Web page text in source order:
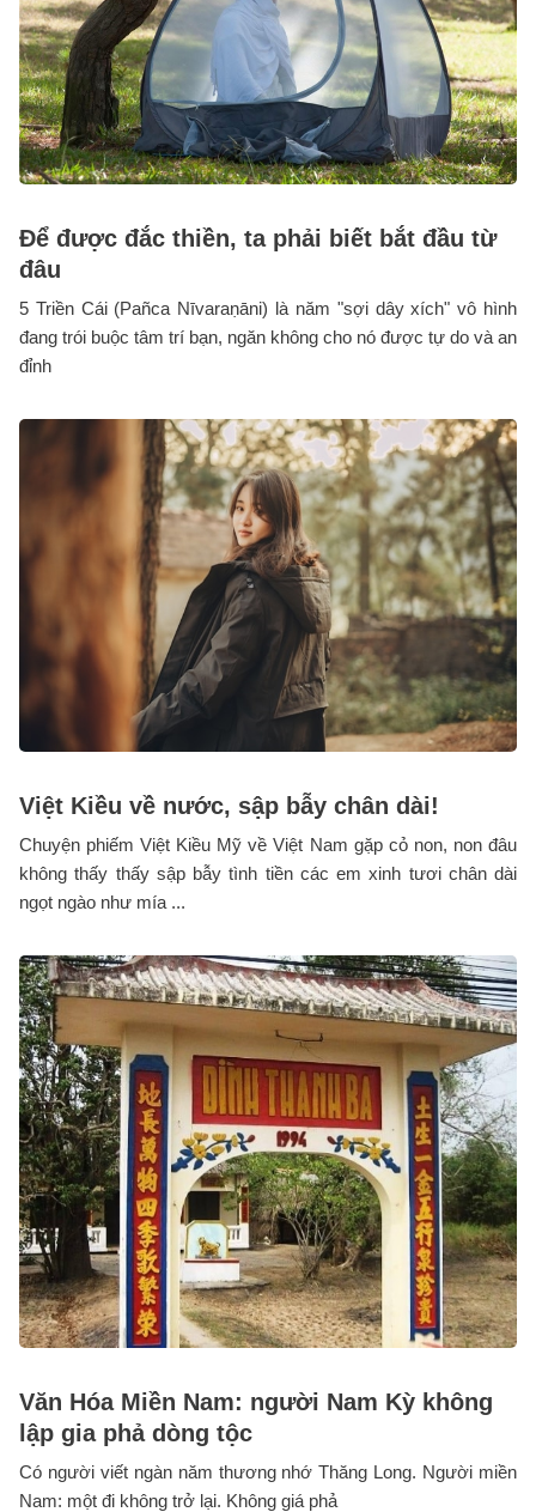
Để được đắc thiền, ta phải biết bắt đầu từ
đâu
5 Triền Cái (Pañca Nīvaraṇāni) là năm "sợi dây xích" vô hình
đang trói buộc tâm trí bạn, ngăn không cho nó được tự do và an
đỉnh
Việt Kiều về nước, sập bẫy chân dài!
Chuyện phiếm Việt Kiều Mỹ về Việt Nam gặp cỏ non, non đâu
không thấy thấy sập bẫy tình tiền các em xinh tươi chân dài
ngọt ngào như mía ...
Văn Hóa Miền Nam: người Nam Kỳ không
lập gia phả dòng tộc
Có người viết ngàn năm thương nhớ Thăng Long. Người miền
Nam: một đi không trở lại. Không giá phả